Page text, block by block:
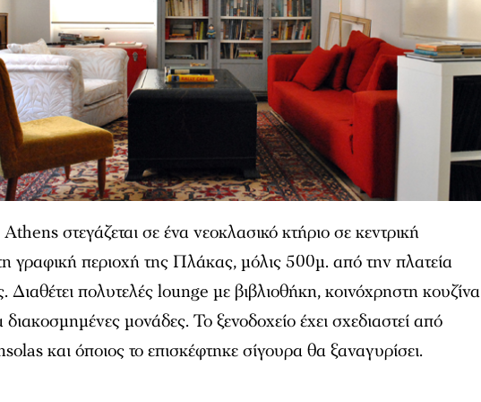
στεγάζεται σε ένα νεοκλασικό κτήριο σε κεντρική
γραφική περιοχή της Πλάκας, μόλις 500μ. από την πλατεία
Διαθέτει πολυτελές lounge με βιβλιοθήκη, κοινόχρηστη κουζίνα
διακοσμημένες μονάδες. Το ξενοδοχείο έχει σχεδιαστεί από
και όποιος το επισκέφτηκε σίγουρα θα ξαναγυρίσει.